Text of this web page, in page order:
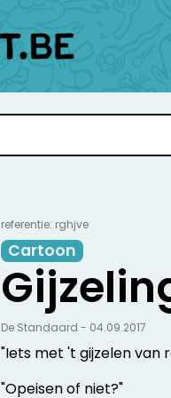
referentie: rghjve
Cartoon
"Iets met 't gijzelen van
"Opeisen of niet?"
De Standaard - 04.09.2017